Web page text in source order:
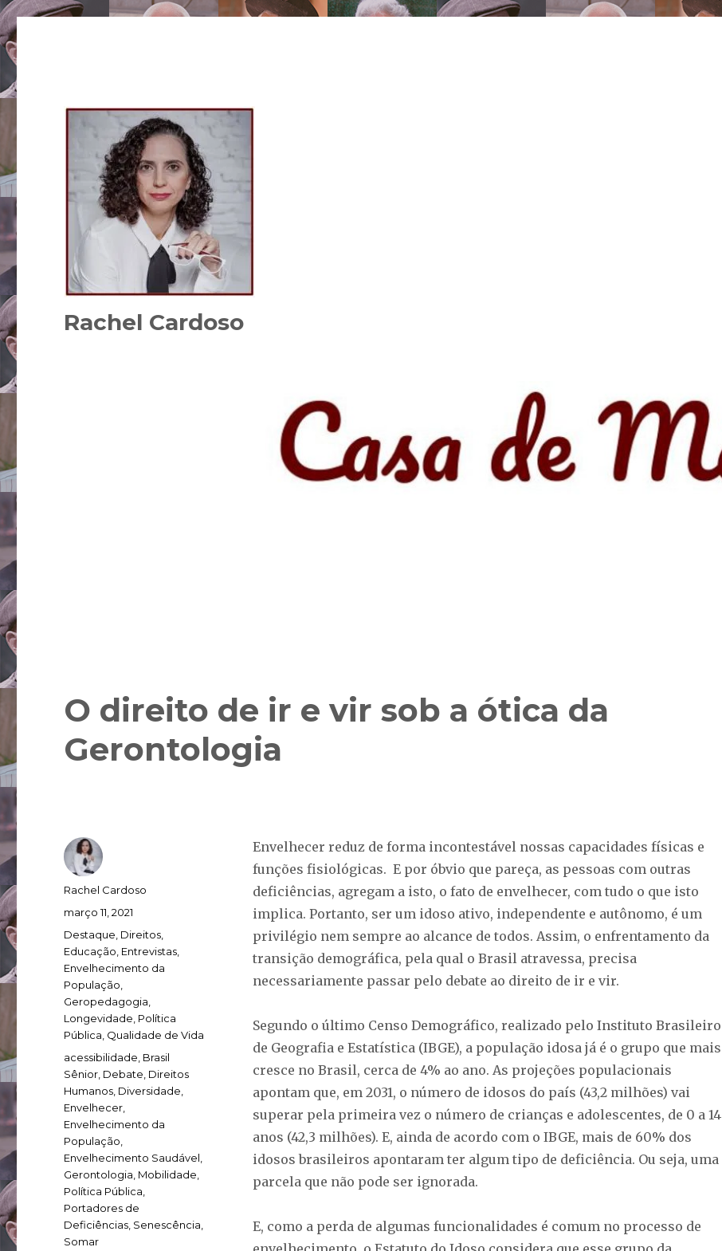
Rachel Cardoso
O direito de ir e vir sob a ótica da
Gerontologia
Envelhecer reduz de forma incontestável nossas capacidades físicas e
funções fisiológicas. E por óbvio que pareça, as pessoas com outras
deficiências, agregam a isto, o fato de envelhecer, com tudo o que isto
implica. Portanto, ser um idoso ativo, independente e autônomo, é um
privilégio nem sempre ao alcance de todos. Assim, o enfrentamento da
transição demográfica, pela qual o Brasil atravessa, precisa
necessariamente passar pelo debate ao direito de ir e vir.
Segundo o último Censo Demográfico, realizado pelo Instituto Brasileiro
de Geografia e Estatística (IBGE), a população idosa já é o grupo que mais
cresce no Brasil, cerca de 4% ao ano. As projeções populacionais
apontam que, em 2031, o número de idosos do país (43,2 milhões) vai
superar pela primeira vez o número de crianças e adolescentes, de 0 a 14
anos (42,3 milhões). E, ainda de acordo com o IBGE, mais de 60% dos
idosos brasileiros apontaram ter algum tipo de deficiência. Ou seja, uma
parcela que não pode ser ignorada.
E, como a perda de algumas funcionalidades é comum no processo de
Autor
Rachel Cardoso
Publicado
março 11, 2021
Categorias
Destaque Direitos
Educação Entrevistas
Envelhecimento da
População
Geropedagogia
Longevidade Política
Pública Qualidade de Vida
Tags
acessibilidade Brasil
Sênior Debate Direitos
Humanos Diversidade
Envelhecer
Envelhecimento da
População
Envelhecimento Saudável
Gerontologia Mobilidade
Política Pública
Portadores de
Deficiências Senescência
Somar